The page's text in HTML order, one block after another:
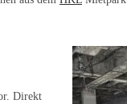
Direkt